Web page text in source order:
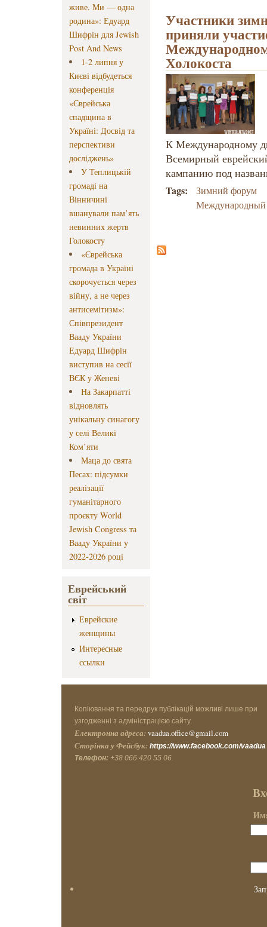
живе. Ми — одна
родина»: Едуард
Шифрін для Jewish
Post And News
1-2 липня у
Києві відбудеться
конференція
«Єврейська
спадщина в
Україні: Досвід та
перспективи
досліджень»
У Теплицькій
громаді на
Вінничині
вшанували пам’ять
невинних жертв
Голокосту
«Єврейська
громада в Україні
скорочується через
війну, а не через
антисемітизм»:
Співпрезидент
Вааду України
Едуард Шифрін
виступив на сесії
ВЄК у Женеві
На Закарпатті
відновлять
унікальну синагогу
у селі Великі
Ком’яти
Маца до свята
Песах: підсумки
реалізації
гуманітарного
проєкту World
Jewish Congress та
Вааду України у
2022-2026 році
Еврейський
світ
Еврейские
женщины
Интересные
ссылки
Участники
приняли
Холокоста
К Международному
Всемирный
кампанию под
Tags:
Зимний форум
Международный
Копіювання та передрук публікацій можливі лише при
узгодженні з адміністрацією сайту.
Електронна адреса: vaadua.office@gmail.com
Сторінка у Фейсбук: https://www.facebook.com/vaadua
Телефон: +38 066 420 55 06.